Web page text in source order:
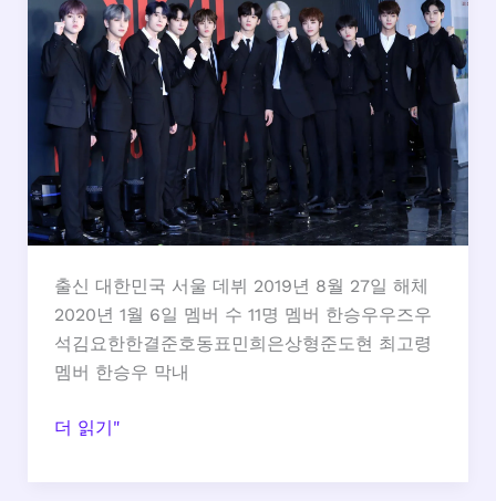
이
름,
나
생
일,
키
출신 대한민국 서울 데뷔 2019년 8월 27일 해체
2020년 1월 6일 멤버 수 11명 멤버 한승우우즈우
석김요한한결준호동표민희은상형준도현 최고령
멤버 한승우 막내
X1
더 읽기"